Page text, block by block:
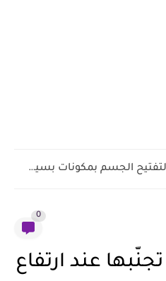
12 وصفة لتفتيح الجسم بمكونات بسيطة من المنزل
0
عند ارتفاع